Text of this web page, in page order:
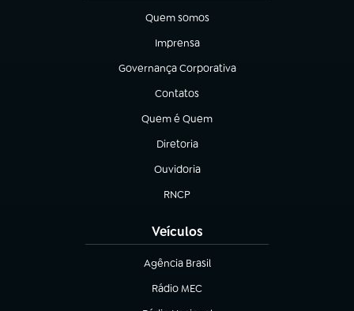
Quem somos
(abre em nova aba)
Imprensa
(abre em nova aba)
Governança Corporativa
(abre em nova aba)
Contatos
(abre em nova aba)
Quem é Quem
(abre em nova aba)
Diretoria
(abre em nova aba)
Ouvidoria
(abre em nova aba)
RNCP
(abre em nova aba)
Veículos
Agência Brasil
(abre em nova aba)
Rádio MEC